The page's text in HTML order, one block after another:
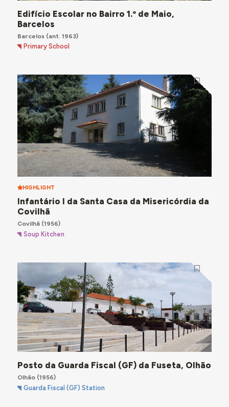
Edifício Escolar no Bairro 1.º de Maio,
Barcelos
Barcelos(ant. 1963)
Primary School
HIGHLIGHT
Infantário I da Santa Casa da Misericórdia da
Covilhã
Covilhã(1956)
Soup Kitchen
Posto da Guarda Fiscal (GF) da Fuseta, Olhão
Olhão(1956)
Guarda Fiscal (GF) Station